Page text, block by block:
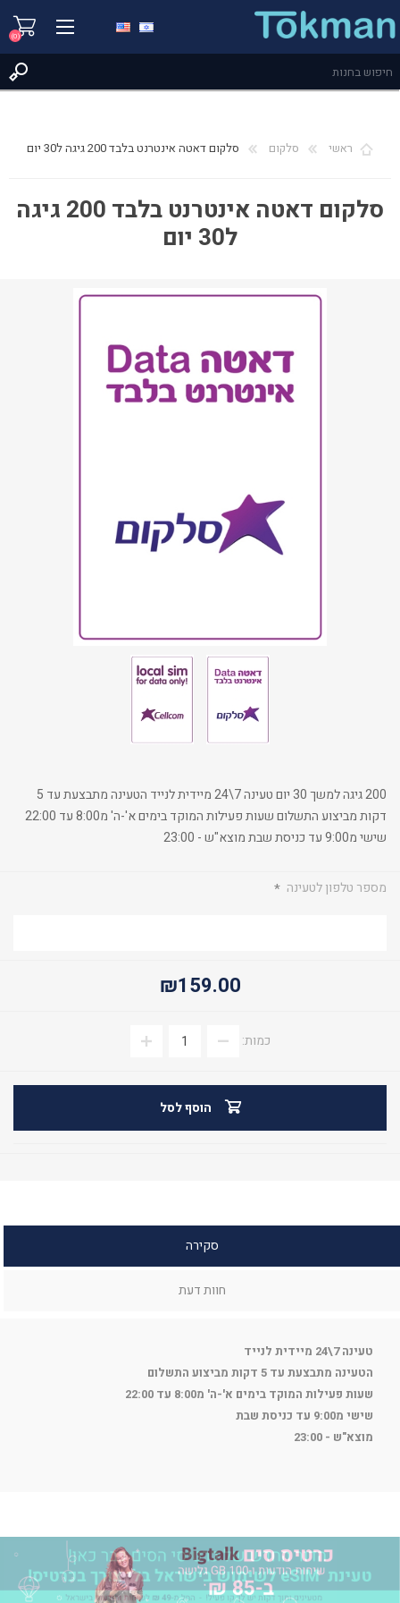
(0)
ראשי סלקום סלקום דאטה אינטרנט בלבד 200 גיגה ל30 יום
סלקום דאטה אינטרנט בלבד 200 גיגה
ל30 יום
200 גיגה למשך 30 יום טעינה 7\24 מיידית לנייד הטעינה מתבצעת עד 5
דקות מביצוע התשלום שעות פעילות המוקד בימים א'-ה' מ8:00 עד 22:00
שישי מ9:00 עד כניסת שבת מוצא"ש - 23:00
מספר טלפון לטעינה *
₪159.00
כמות:
הוסף לסל
סקירה
חוות דעת
טעינה 7\24 מיידית לנייד
הטעינה מתבצעת עד 5 דקות מביצוע התשלום
שעות פעילות המוקד בימים א'-ה' מ8:00 עד 22:00
שישי מ9:00 עד כניסת שבת
מוצא"ש - 23:00